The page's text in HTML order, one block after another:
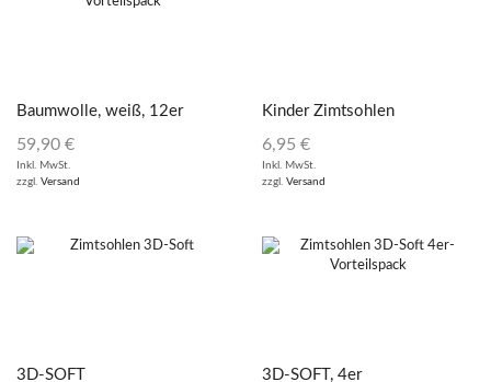
Baumwolle, weiß, 12er
Vorteilspack
59,90 €
Inkl. MwSt.
zzgl. Versand
Kinder Zimtsohlen
6,95 €
Inkl. MwSt.
zzgl. Versand
3D-SOFT
3D-SOFT, 4er